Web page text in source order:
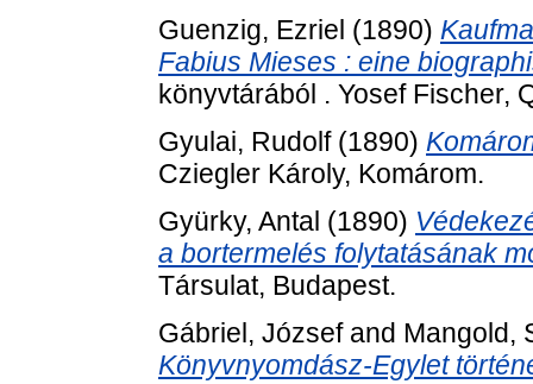
Guenzig, Ezriel (1890)
Fabius Mieses : eine
könyvtárából . Yosef Fischer,
Gyulai, Rudolf(1890)
Cziegler Károly, Komárom.
Gyürky, Antal (1890)
a bortermelés folytatásának
Társulat, Budapest.
Gábriel, Józsefand Mangold,
Könyvnyomdász-Egylet